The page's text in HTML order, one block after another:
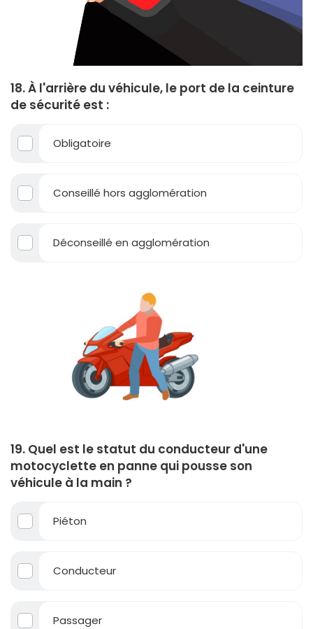
18. À l'arrière du véhicule, le port de la ceinture
de sécurité est :
Obligatoire
Conseillé hors agglomération
Déconseillé en agglomération
19. Quel est le statut du conducteur d'une
motocyclette en panne qui pousse son
véhicule à la main ?
Piéton
Conducteur
Passager